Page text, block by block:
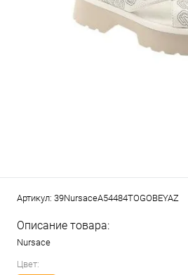
Артикул: 39NursaceA54484TOGOBEYAZ
Описание товара:
Nursace
Цвет: